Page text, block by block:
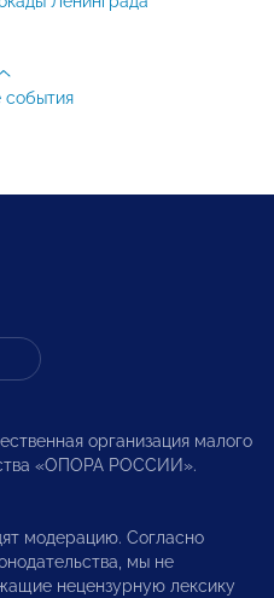
события
организация малого
«ОПОРА РОССИИ».
модерацию. Согласно
мы не
нецензурную лексику